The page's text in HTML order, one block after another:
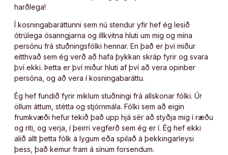
harðlega!
Í kosningabaráttunni sem nú stendur yfir hef ég lesið
ótrúlega ósanngjarna og illkvitna hluti um mig og mína
persónu frá stuðningsfólki hennar. En það er því miður
eitthvað sem ég verð að hafa þykkan skráp fyrir og svara
því ekki. Þetta er því miður hluti af því að vera opinber
persóna, og að vera í kosningabaráttu.
Ég hef fundið fyrir miklum stuðningi frá allskonar fólki. Úr
öllum áttum, stétta og stjórnmála. Fólki sem að eigin
frumkvæði hefur tekið það upp hjá sér að styðja mig í ræðu
og riti, og verja, í þeirri vegferð sem ég er í. Ég hef ekki
alið allt þetta fólk á lygum eða spilað á þekkingarleysi
þess, það kemur fram á sínum forsendum.